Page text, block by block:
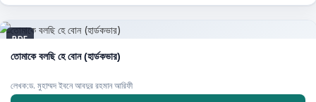
PDF
তোমাকে বলছি হে বোন (হার্ডকভার)
লেখক:ড. মুহাম্মদ ইবনে আবদুর রহমান আরিফী